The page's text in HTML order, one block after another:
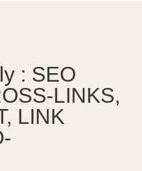
: SEO
LINKS,
LINK